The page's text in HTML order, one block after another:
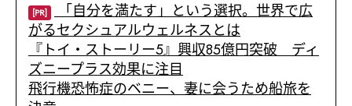
[PR] 「自分を満たす」という選択。世界で広
がるセクシュアルウェルネスとは
『トイ・ストーリー5』興収85億円突破 ディ
ズニープラス効果に注目
飛行機恐怖症のベニー、妻に会うため船旅を